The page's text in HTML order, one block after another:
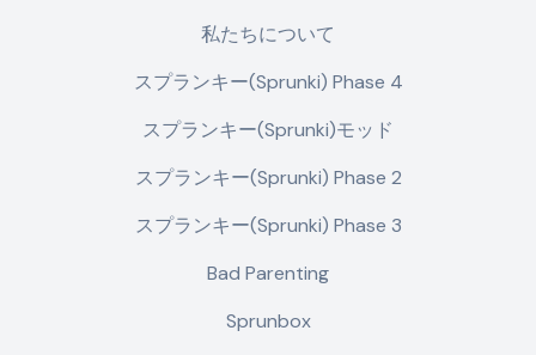
私たちについて
スプランキー(Sprunki) Phase 4
スプランキー(Sprunki)モッド
スプランキー(Sprunki) Phase 2
スプランキー(Sprunki) Phase 3
Bad Parenting
Sprunbox